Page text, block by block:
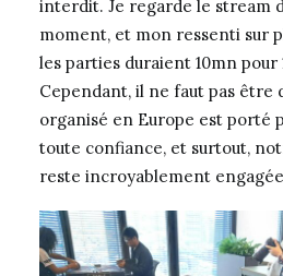
interdit. Je regarde le stream
moment, et mon ressenti sur
les parties duraient 10mn pour
Cependant, il ne faut pas être
organisé en Europe est porté
toute confiance, et surtout,
reste incroyablement